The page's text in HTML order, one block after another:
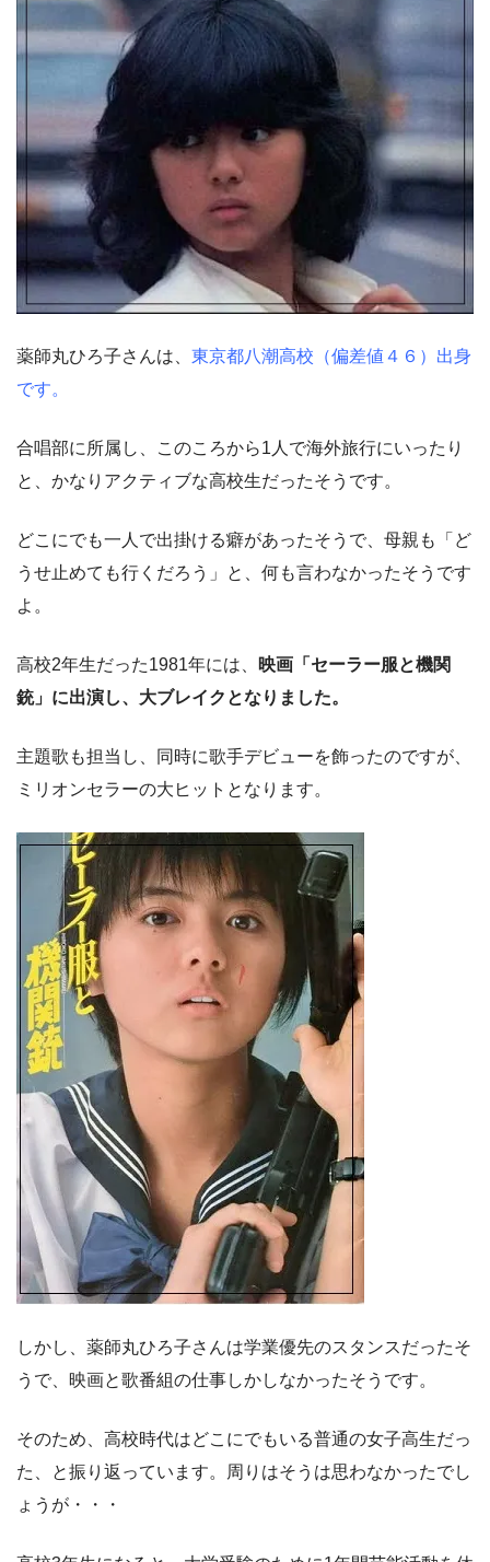
薬師丸ひろ子さんは、 東京都八潮高校（偏差値４６）出身
です。
合唱部に所属し、このころから1人で海外旅行にいったり
と、かなりアクティブな高校生だったそうです。
どこにでも一人で出掛ける癖があったそうで、母親も「ど
うせ止めても行くだろう」と、何も言わなかったそうです
よ。
高校2年生だった1981年には、
映画「セーラー服と機関
銃」に出演し、大ブレイクとなりました。
主題歌も担当し、同時に歌手デビューを飾ったのですが、
ミリオンセラーの大ヒットとなります。
しかし、薬師丸ひろ子さんは学業優先のスタンスだったそ
うで、映画と歌番組の仕事しかしなかったそうです。
そのため、高校時代はどこにでもいる普通の女子高生だっ
た、と振り返っています。周りはそうは思わなかったでし
ょうが・・・